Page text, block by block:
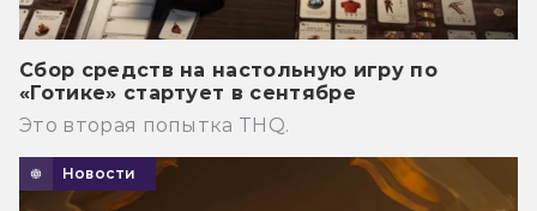
Сбор средств на настольную игру по
«Готике» стартует в сентябре
Это вторая попытка THQ.
Новости